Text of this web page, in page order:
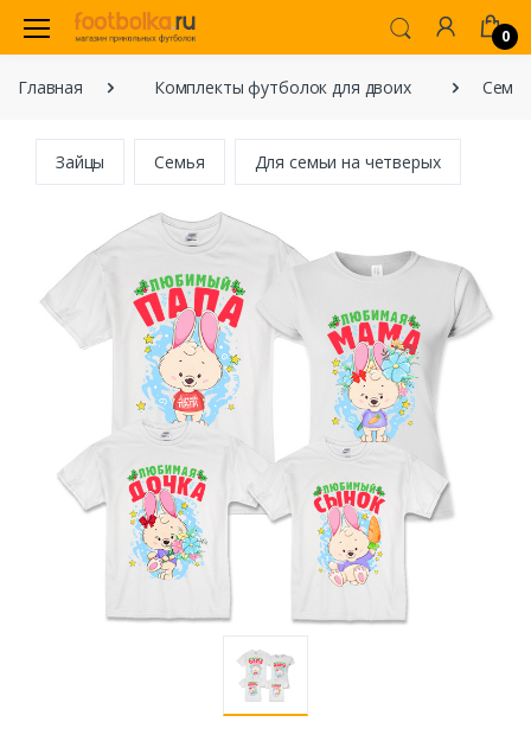
0
Главная Комплекты футболок для двоих
Зайцы Семья Для семьи на четверых